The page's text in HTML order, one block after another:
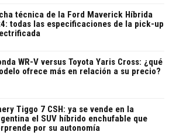
técnica de la Ford Maverick Híbrida
todas las especificaciones de la pick-up
WR-V versus Toyota Yaris Cross: ¿qué
ofrece más en relación a su precio?
Tiggo 7 CSH: ya se vende en la
el SUV híbrido enchufable que
por su autonomía